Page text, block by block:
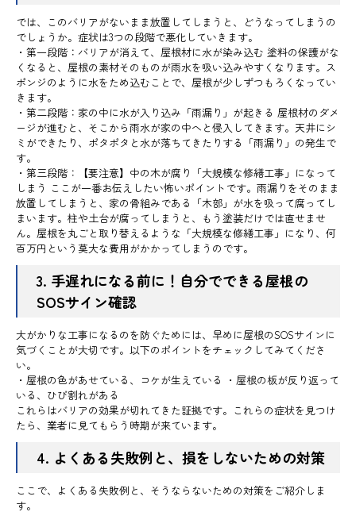
では、このバリアがないまま放置してしまうと、どうなってしまうの
でしょうか。症状は3つの段階で悪化していきます。
・第一段階：バリアが消えて、屋根材に水が染み込む 塗料の保護がな
くなると、屋根の素材そのものが雨水を吸い込みやすくなります。ス
ポンジのように水をため込むことで、屋根が少しずつもろくなってい
きます。
・第二段階：家の中に水が入り込み「雨漏り」が起きる 屋根材のダメ
ージが進むと、そこから雨水が家の中へと侵入してきます。天井にシ
ミができたり、ポタポタと水が落ちてきたりする「雨漏り」の発生で
す。
・第三段階：【要注意】中の木が腐り「大規模な修繕工事」になって
しまう ここが一番お伝えしたい怖いポイントです。雨漏りをそのまま
放置してしまうと、家の骨組みである「木部」が水を吸って腐ってし
まいます。柱や土台が腐ってしまうと、もう塗装だけでは直せませ
ん。屋根を丸ごと取り替えるような「大規模な修繕工事」になり、何
百万円という莫大な費用がかかってしまうのです。
3. 手遅れになる前に！自分でできる屋根の
SOSサイン確認
大がかりな工事になるのを防ぐためには、早めに屋根のSOSサインに
気づくことが大切です。以下のポイントをチェックしてみてくださ
い。
・屋根の色があせている、コケが生えている ・屋根の板が反り返って
いる、ひび割れがある
これらはバリアの効果が切れてきた証拠です。これらの症状を見つけ
たら、業者に見てもらう時期が来ています。
4. よくある失敗例と、損をしないための対策
ここで、よくある失敗例と、そうならないための対策をご紹介しま
す。